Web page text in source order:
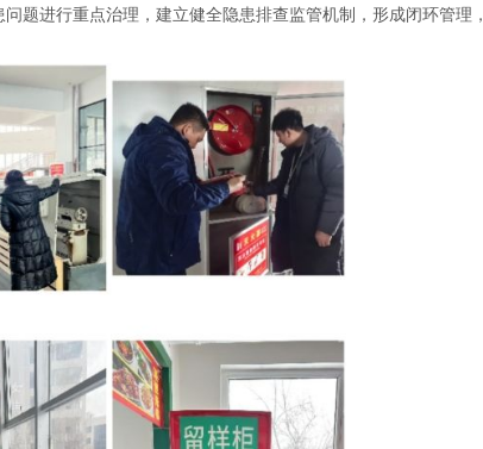
题进行重点治理，建立健全隐患排查监管机制，形成闭环管理，